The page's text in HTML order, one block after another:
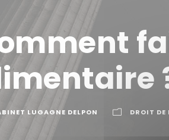
LUGAGNE DELPON DROIT DE